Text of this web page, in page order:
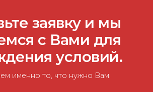
заявку и мы
с Вами для
условий.
именно то, что нужно Вам.